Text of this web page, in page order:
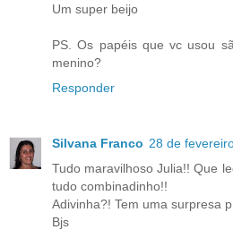
Um super beijo
PS. Os papéis que vc usou
menino?
Responder
Silvana Franco 28 de
Tudo maravilhoso Julia!! Que
tudo combinadinho!!
Adivinha?! Tem uma surpresa
Bjs